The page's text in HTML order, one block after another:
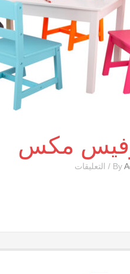
مكس
/ التعليقات